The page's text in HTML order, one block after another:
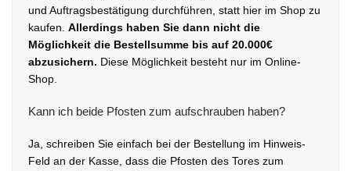
und Auftragsbestätigung durchführen, statt hier im Shop zu
kaufen. Allerdings haben Sie dann nicht die
Möglichkeit die Bestellsumme bis auf 20.000€
abzusichern. Diese Möglichkeit besteht nur im Online-
Shop.
Kann ich beide Pfosten zum aufschrauben haben?
Ja, schreiben Sie einfach bei der Bestellung im Hinweis-
Feld an der Kasse, dass die Pfosten des Tores zum